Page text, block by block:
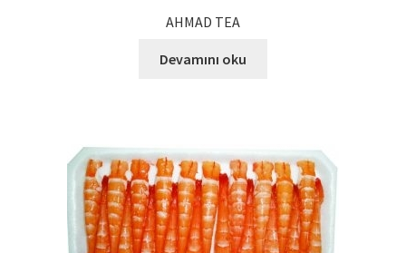
AHMAD TEA
Devamını oku